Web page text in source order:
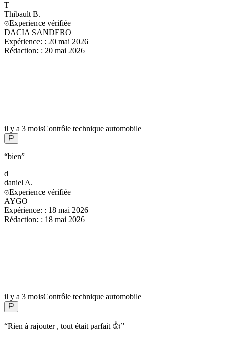
T
Thibault B.
Experience vérifiée
DACIA SANDERO
Expérience: : 20 mai 2026
Rédaction: : 20 mai 2026
il y a 3 moisContrôle technique automobile
“bien”
d
daniel A.
Experience vérifiée
AYGO
Expérience: : 18 mai 2026
Rédaction: : 18 mai 2026
il y a 3 moisContrôle technique automobile
“Rien à rajouter , tout était parfait 👍”